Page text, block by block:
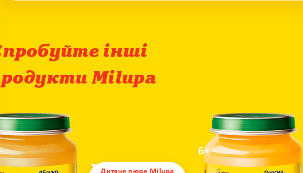
інші
Milupa
6+